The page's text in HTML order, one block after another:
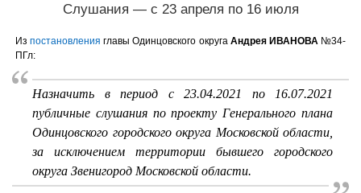
Слушания — с 23 апреля по 16 июля
Изпостановления главы Одинцовского округа Андрея ИВАНОВА №34-
ПГл:
Назначить в период с 23.04.2021 по 16.07.2021
публичные слушания по проекту Генерального плана
Одинцовского городского округа Московской области,
за исключением территории бывшего городского
округа Звенигород Московской области.